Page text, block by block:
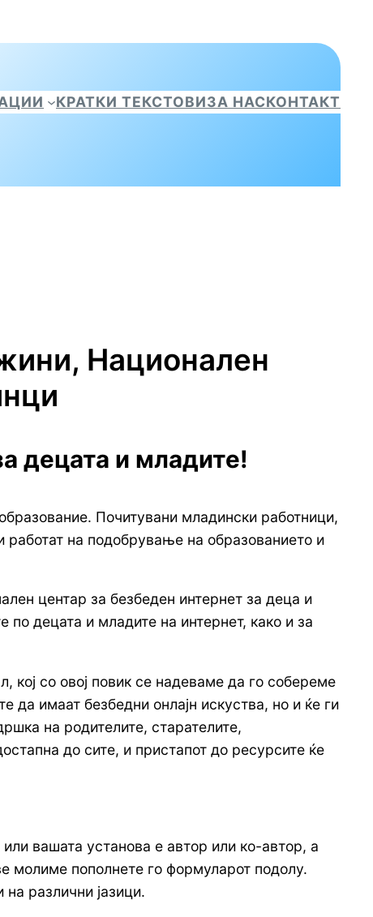
КРАТКИ ТЕКСТОВИЗА НАСКОНТАКТ
Национален
децата и младите!
Почитувани младински работници,
работат на подобрување на образованието и
центар за безбеден интернет за деца и
децата и младите на интернет, како и за
кој со овој повик се надеваме да го собереме
да имаат безбедни онлајн искуства, но и ќе ги
на родителите, старателите,
до сите, и пристапот до ресурсите ќе
вашата установа е автор или ко-автор, а
молиме пополнете го формуларот подолу.
различни јазици.